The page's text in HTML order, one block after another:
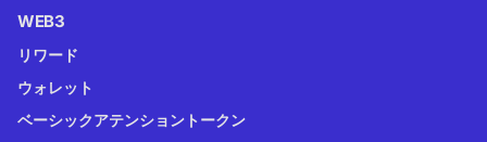
WEB3
リワード
ウォレット
ベーシックアテンショントークン